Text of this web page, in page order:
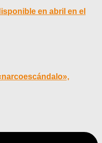
en abril en el